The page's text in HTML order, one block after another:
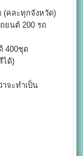
คละทุกจังหวัด)
นต์ 200 รถ
400ชุด
ได้)
จะทำเป็น